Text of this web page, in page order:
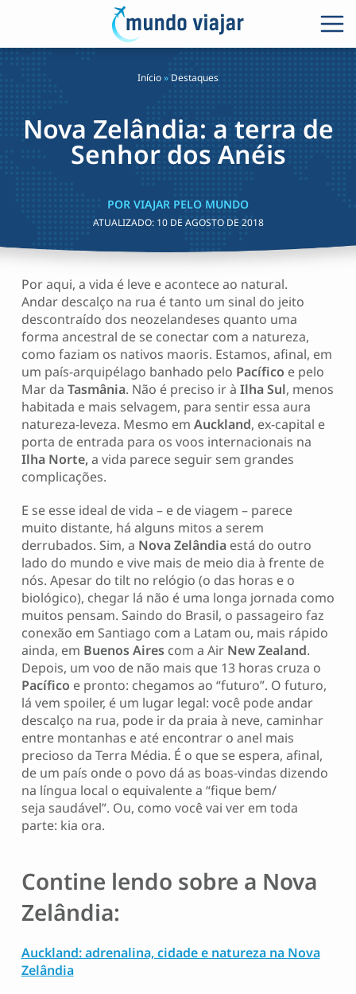
Início» Destaques
Nova Zelândia: a terra de
Senhor dos Anéis
POR VIAJAR PELO MUNDO
ATUALIZADO: 10 DE AGOSTO DE 2018
Por aqui, a vida é leve e acontece ao natural.
Andar descalço na rua é tanto um sinal do jeito
descontraído dos neozelandeses quanto uma
forma ancestral de se conectar com a natureza,
como faziam os nativos maoris. Estamos, afinal, em
um país-arquipélago banhado pelo Pacífico e pelo
Mar da Tasmânia. Não é preciso ir à Ilha Sul, menos
habitada e mais selvagem, para sentir essa aura
natureza-leveza. Mesmo em Auckland, ex-capital e
porta de entrada para os voos internacionais na
Ilha Norte,a vida parece seguir sem grandes
complicações.
E se esse ideal de vida – e de viagem – parece
muito distante, há alguns mitos a serem
derrubados. Sim, a Nova Zelândiaestá do outro
lado do mundo e vive mais de meio dia à frente de
nós. Apesar do tilt no relógio (o das horas e o
biológico), chegar lá não é uma longa jornada como
muitos pensam. Saindo do Brasil, o passageiro faz
conexão em Santiago com a Latam ou, mais rápido
ainda, em Buenos Airescom a Air New Zealand.
Depois, um voo de não mais que 13 horas cruza o
Pacífico e pronto: chegamos ao “futuro”. O futuro,
lá vem spoiler, é um lugar legal: você pode andar
descalço na rua, pode ir da praia à neve, caminhar
entre montanhas e até encontrar o anel mais
precioso da Terra Média. É o que se espera, afinal,
de um país onde o povo dá as boas-vindas dizendo
na língua local o equivalente a “fique bem/
seja saudável”. Ou, como você vai ver em toda
parte: kia ora.
Contine lendo sobre a Nova
Zelândia:
Auckland: adrenalina, cidade e natureza na Nova
Zelândia